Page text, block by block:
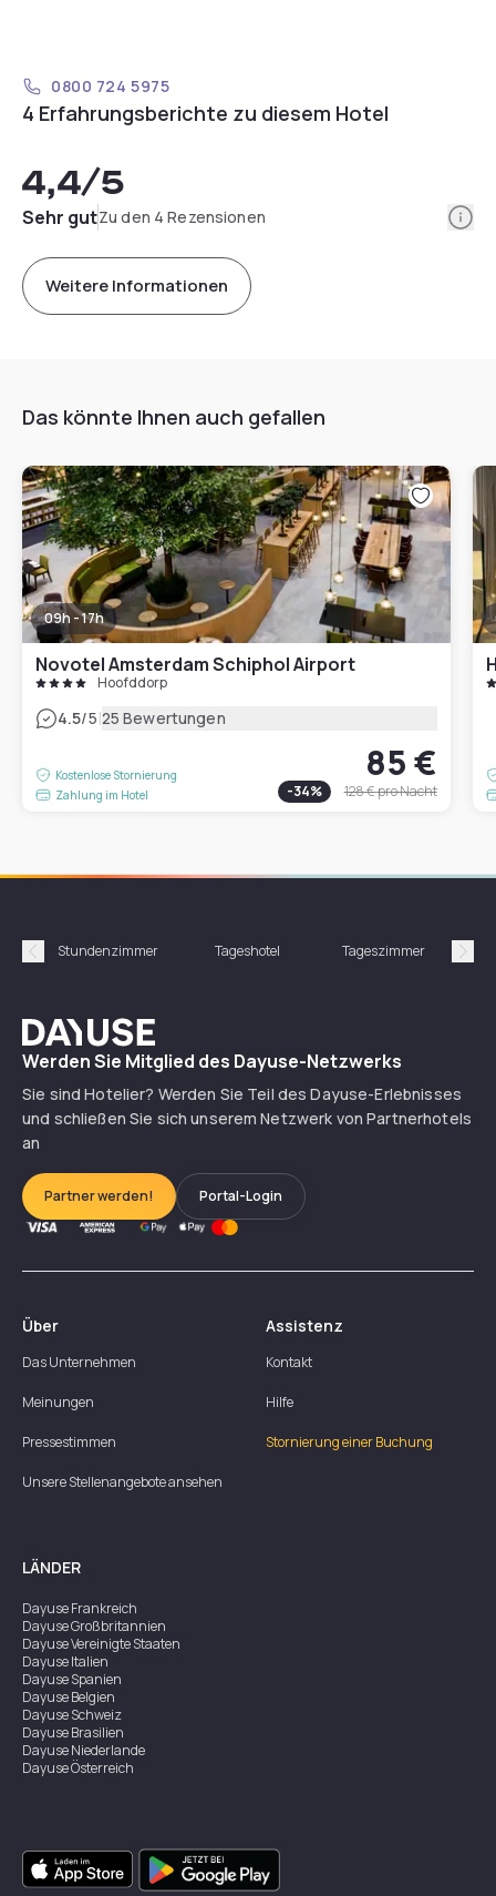
0800 724 5975
4 Erfahrungsberichte zu diesem Hotel
4,4/5
Sehr gutZu den 4 Rezensionen
Weitere Informationen
Das könnte Ihnen auch gefallen
09h - 17h
Novotel Amsterdam Schiphol Airport
Hoofddorp
4.5/5|25 Bewertungen
Kostenlose Stornierung
Zahlung im Hotel
85 €
-34% 128 €pro Nacht
Précédent
Stundenzimmer Tageshotel Tageszimmer
Dayuse
Werden Sie Mitglied des Dayuse-Netzwerks
Sie sind Hotelier? Werden Sie Teil des Dayuse-Erlebnisses
und schließen Sie sich unserem Netzwerk von Partnerhotels
an
Partner werden! Portal-Login
Über
Das Unternehmen
Meinungen
Pressestimmen
Unsere Stellenangebote ansehen
Assistenz
Kontakt
Hilfe
Stornierung einer Buchung
LÄNDER
DayuseFrankreich
DayuseGroßbritannien
DayuseVereinigte Staaten
DayuseItalien
DayuseSpanien
DayuseBelgien
DayuseSchweiz
DayuseBrasilien
DayuseNiederlande
DayuseÖsterreich
DayuseSingapur
DayuseZweden
DayuseThailand